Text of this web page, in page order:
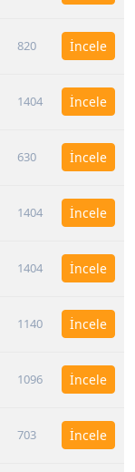
820 İncele
1404 İncele
630 İncele
1404 İncele
1404 İncele
1140 İncele
1096 İncele
703 İncele